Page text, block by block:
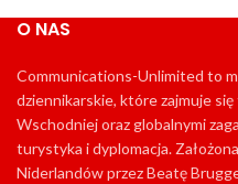
O NAS
Communications-Unlimited to
dziennikarskie, które zajmuje
Wschodniej oraz globalnymi
turystyka i dyplomacja.
Niderlandów przez Beatę